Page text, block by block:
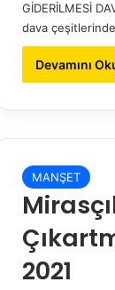
GİDERİLMESİ
dava
Devamını
MANŞET
2021